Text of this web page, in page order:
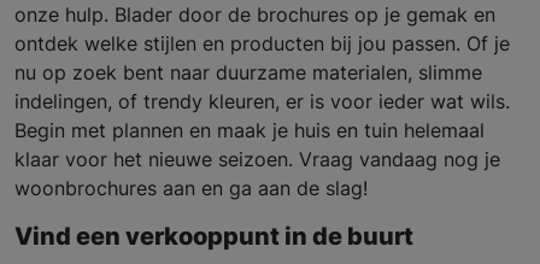
onze hulp. Blader door de brochures op je gemak en
ontdek welke stijlen en producten bij jou passen. Of je
nu op zoek bent naar duurzame materialen, slimme
indelingen, of trendy kleuren, er is voor ieder wat wils.
Begin met plannen en maak je huis en tuin helemaal
klaar voor het nieuwe seizoen. Vraag vandaag nog je
woonbrochures aan en ga aan de slag!
Vind een verkooppunt in de buurt